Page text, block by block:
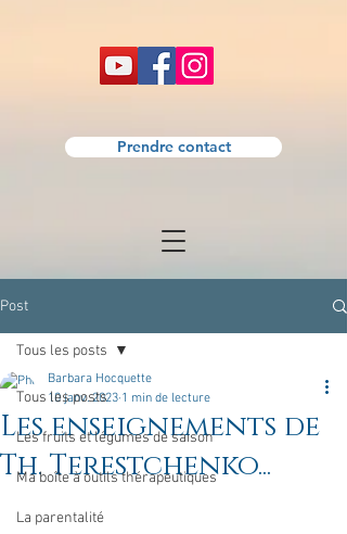
Prendre contact
Post
Tous les posts
Les fruits et légumes de saison
Ma boîte à outils thérapeutiques
La parentalité
Tous les posts
Les enseignements de
Th. Terestchenko...
Barbara Hocquette
10 janv. 2023 1 min de lecture